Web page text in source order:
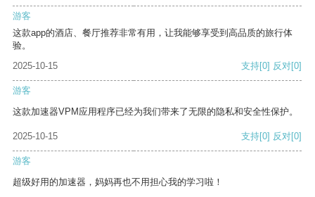
游客
这款app的酒店、餐厅推荐非常有用，让我能够享受到高品质的旅行体
验。
2025-10-15
支持[0] 反对[0]
游客
这款加速器VPM应用程序已经为我们带来了无限的隐私和安全性保护。
2025-10-15 支持[0] 反对[0]
游客
超级好用的加速器，妈妈再也不用担心我的学习啦！